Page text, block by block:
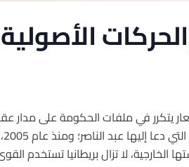
الأصولية
يتكرر في ملفات الحكومة على مدار
لا تزال بريطانيا تستخدم